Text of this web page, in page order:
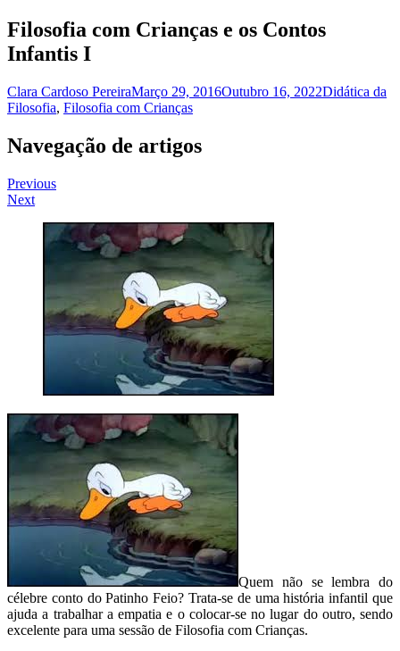
Filosofia com Crianças e os Contos
Infantis I
Clara Cardoso PereiraMarço 29, 2016Outubro 16, 2022Didática da
Filosofia, Filosofia com Crianças
Navegação de artigos
Previous
Next
Quem não se lembra do
célebre conto do Patinho Feio? Trata-se de uma história infantil que
ajuda a trabalhar a empatia e o colocar-se no lugar do outro, sendo
excelente para uma sessão de Filosofia com Crianças.